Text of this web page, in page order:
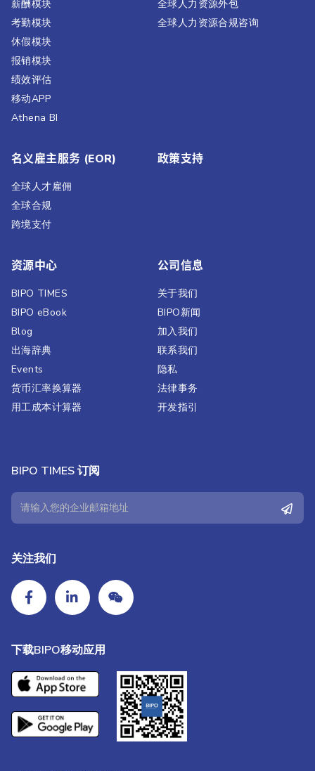
薪酬模块
考勤模块
休假模块
报销模块
绩效评估​
移动APP
Athena BI
全球人力资源外包
全球人力资源合规咨询
名义雇主服务 (EOR)
全球人才雇佣
全球合规
跨境支付
政策支持
资源中心
BIPO TIMES
BIPO eBook
Blog
出海辞典
Events
货币汇率换算器
用工成本计算器
公司信息
关于我们
BIPO新闻​
加入我们
联系我们
隐私
法律事务
开发指引
BIPO TIMES 订阅
关注我们
下载BIPO移动应用